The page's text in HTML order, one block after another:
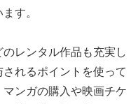
す。
レンタル作品も充実し
れるポイントを使って
ンガの購入や映画チケ